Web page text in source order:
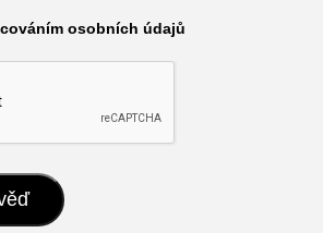
osobních údajů